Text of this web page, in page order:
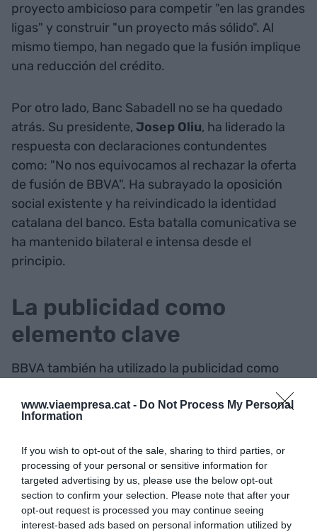
www.viaempresa.cat - Do Not Process My Personal
Information
If you wish to opt-out of the sale, sharing to third parties, or
processing of your personal or sensitive information for
targeted advertising by us, please use the below opt-out
section to confirm your selection. Please note that after your
opt-out request is processed you may continue seeing
interest-based ads based on personal information utilized by
proyecto ambicioso para competir "en las grandes
ligas" y construir "un proyecto más sólido". Al
mismo tiempo, han negado que la fusión implique
una reducción del crédito.
Por otro lado, Banc Sabadell no se ha quedado
atrás. Su presidente, Josep Oliu, ha liderado la
respuesta con declaraciones contundentes
como: "No nos equivocamos al rechazar la oferta
de fusión de BBVA". Ha subrayado la oposición
social existente y ha reivindicado la identidad
catalana del banco. Esta batalla comunicativa se
ha mantenido bilateral e intensa desde el
principio.
La publicidad como
elemento clave
BBVA también ha utilizado la publicidad como
Después de publicar en junio un vídeo
finales de 2024 lanzó un tráiler de la campaña
"Avanzamos". En este vídeo, accionistas de BBVA
hablaban sobre el posible futuro del banco
después de la OPA e invitaban a los accionistas de
Banc Sabadell a imaginar este futuro